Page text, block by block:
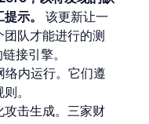
示。
该更新让一
队才能进行的测
接引擎。
内运行。它们遵
。
击生成。三家财